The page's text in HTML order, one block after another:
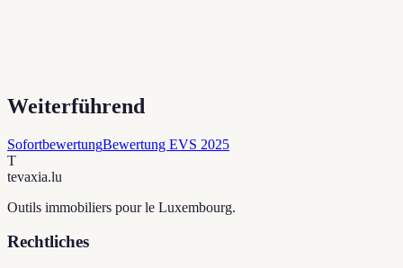
Weiterführend
SofortbewertungBewertung EVS 2025
T
tevaxia.lu
Outils immobiliers pour le Luxembourg.
Rechtliches